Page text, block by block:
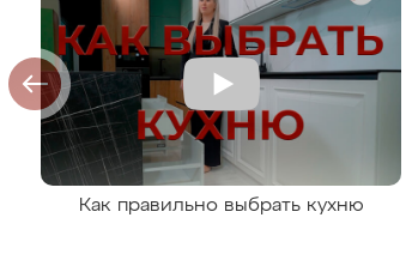
Как правильно выбрать кухню